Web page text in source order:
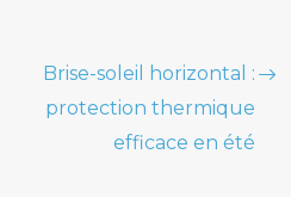
Brise-soleil horizontal :
protection thermique
efficace en été